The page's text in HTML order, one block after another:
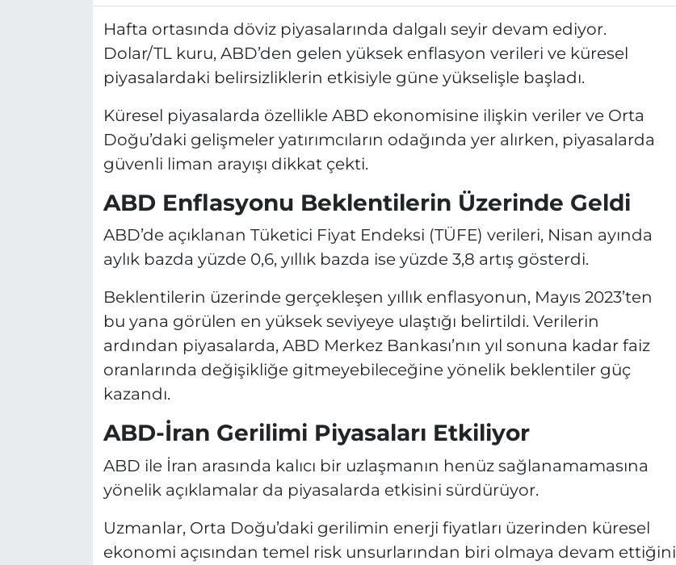
Hafta ortasında döviz piyasalarında dalgalı seyir devam ediyor.
Dolar/TL kuru, ABD’den gelen yüksek enflasyon verileri ve küresel
piyasalardaki belirsizliklerin etkisiyle güne yükselişle başladı.
Küresel piyasalarda özellikle ABD ekonomisine ilişkin veriler ve Orta
Doğu’daki gelişmeler yatırımcıların odağında yer alırken, piyasalarda
güvenli liman arayışı dikkat çekti.
ABD Enflasyonu Beklentilerin Üzerinde Geldi
ABD’de açıklanan Tüketici Fiyat Endeksi (TÜFE) verileri, Nisan ayında
aylık bazda yüzde 0,6, yıllık bazda ise yüzde 3,8 artış gösterdi.
Beklentilerin üzerinde gerçekleşen yıllık enflasyonun, Mayıs 2023’ten
bu yana görülen en yüksek seviyeye ulaştığı belirtildi. Verilerin
ardından piyasalarda, ABD Merkez Bankası’nın yıl sonuna kadar faiz
oranlarında değişikliğe gitmeyebileceğine yönelik beklentiler güç
kazandı.
ABD-İran Gerilimi Piyasaları Etkiliyor
ABD ile İran arasında kalıcı bir uzlaşmanın henüz sağlanamamasına
yönelik açıklamalar da piyasalarda etkisini sürdürüyor.
Uzmanlar, Orta Doğu’daki gerilimin enerji fiyatları üzerinden küresel
ekonomi açısından temel risk unsurlarından biri olmaya devam ettiğini